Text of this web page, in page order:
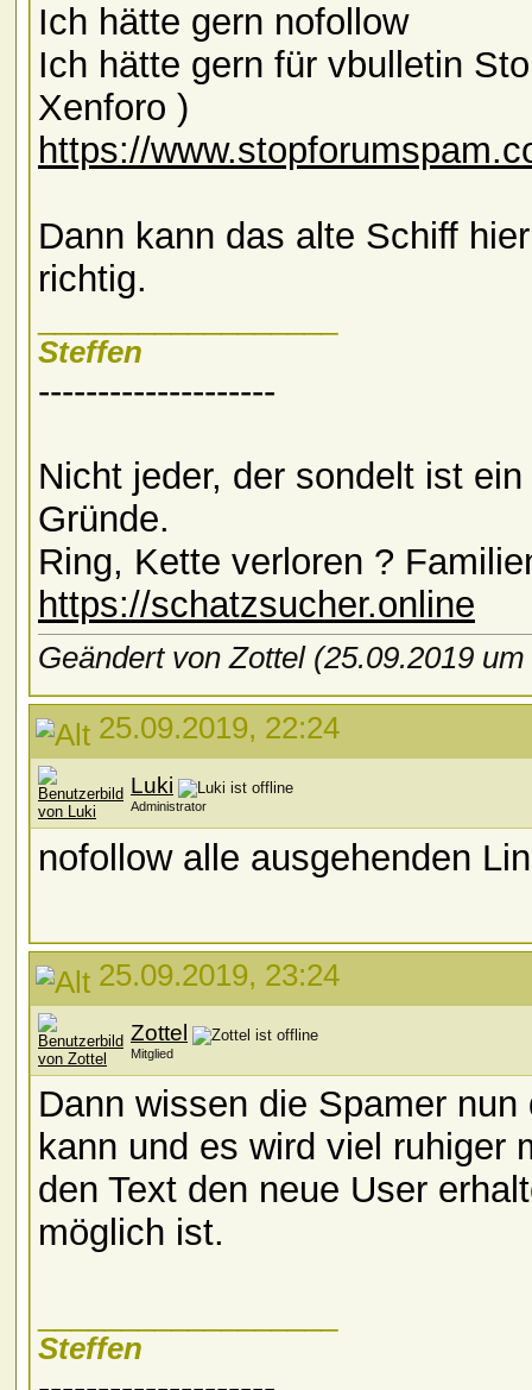
Ich hätte gern nofollow
Ich hätte gern für vbulletin
Xenforo )
https://
Dann kann das alte Schiff
richtig.
Steffen
--------------------
Nicht jeder, der sondelt ist
Gründe.
Ring, Kette verloren ?
https://schatzsucher.online
Geändert von Zottel (25.09.2019 um
25.09.2019, 22:24
Luki
Administrator
nofollow alle ausgehenden
25.09.2019, 23:24
Zottel
Mitglied
Dann wissen die Spamer
kann und es wird viel ruhiger
den Text den neue User
möglich ist.
Steffen